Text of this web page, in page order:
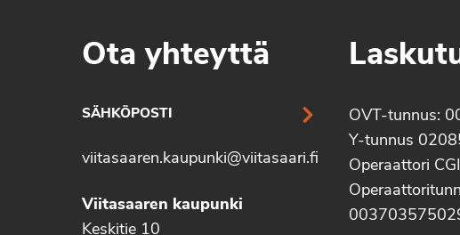
Ota yhteyttä
SÄHKÖPOSTI
viitasaaren.kaupunki@viitasaari.fi
Viitasaaren kaupunki
Keskitie 10
OVT-tunnus:
Y-tunnus
Operaattori